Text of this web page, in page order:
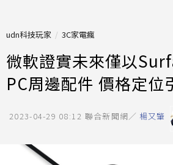
udn科技玩家 3C家電瘋
微軟證實未來僅以
PC周邊配件 價格定位
2023-04-29 08:12 聯合新聞網／ 楊又肇